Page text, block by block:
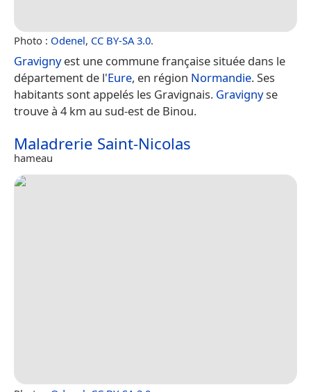
Photo : Odenel, CC BY-SA 3.0.
Gravignyest une commune française située dans le
département de l'Eure, en région Normandie. Ses
habitants sont appelés les Gravignais. Gravignyse
trouve à 4 km au sud-est de Binou.
Maladrerie Saint-Nicolas
hameau